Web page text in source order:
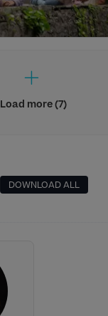
Load more (7)
DOWNLOAD ALL